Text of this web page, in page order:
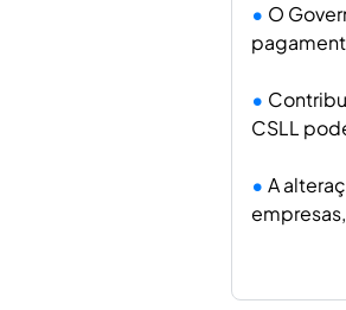
O
CSLL
A